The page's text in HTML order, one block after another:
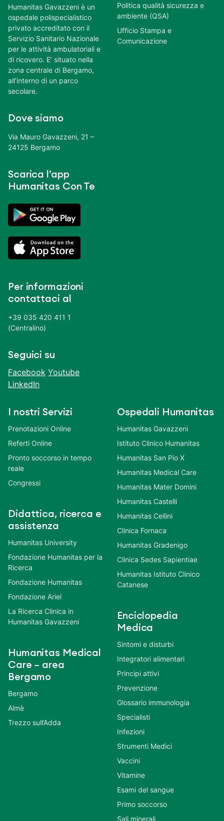
Humanitas Gavazzeni è un
ospedale polispecialistico
privato accreditato con il
Servizio Sanitario Nazionale
per le attività ambulatoriali e
di ricovero. E’ situato nella
zona centrale di Bergamo,
all’interno di un parco
secolare.
Dove siamo
Via Mauro Gavazzeni, 21 –
24125 Bergamo
Scarica l’app
Humanitas Con Te
Per informazioni
contattaci al
+39 035 420 411 1
(Centralino)
Seguici su
Facebook Youtube
LinkedIn
Politica qualità sicurezza e
ambiente (QSA)
Ufficio Stampa e
Comunicazione
I nostri Servizi
Prenotazioni Online
Referti Online
Pronto soccorso in tempo
reale
Congressi
Didattica, ricerca e
assistenza
Humanitas University
Fondazione Humanitas per la
Ricerca
Fondazione Humanitas
Fondazione Ariel
La Ricerca Clinica in
Humanitas Gavazzeni
Humanitas Medical
Care – area
Bergamo
Bergamo
Almè
Trezzo sull’Adda
Ospedali Humanitas
Humanitas Gavazzeni
Istituto Clinico Humanitas
Humanitas San Pio X
Humanitas Medical Care
Humanitas Mater Domini
Humanitas Castelli
Humanitas Cellini
Clinica Fornaca
Humanitas Gradenigo
Clinica Sedes Sapientiae
Humanitas Istituto Clinico
Catanese
Enciclopedia
Medica
Sintomi e disturbi
Integratori alimentari
Principi attivi
Prevenzione
Glossario immunologia
Specialisti
Infezioni
Strumenti Medici
Vaccini
Vitamine
Esami del sangue
Primo soccorso
Sali minerali